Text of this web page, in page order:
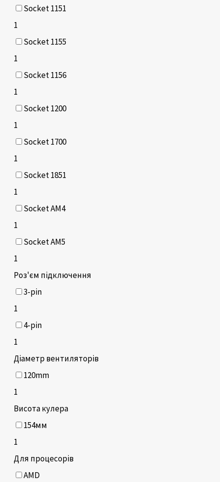
Socket 1151
1
Socket 1155
1
Socket 1156
1
Socket 1200
1
Socket 1700
1
Socket 1851
1
Socket AM4
1
Socket AM5
1
Роз'єм підключення
3-pin
1
4-pin
1
Діаметр вентиляторів
120mm
1
Висота кулера
154мм
1
Для процесорів
AMD